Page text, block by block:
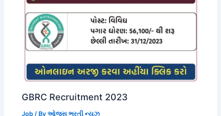
GBRC Recruitment 2023
Job / Byઓજસ ભરતી ન્યુઝ